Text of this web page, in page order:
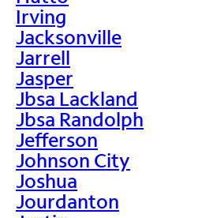
Irving
Jacksonville
Jarrell
Jasper
Jbsa Lackland
Jbsa Randolph
Jefferson
Johnson City
Joshua
Jourdanton